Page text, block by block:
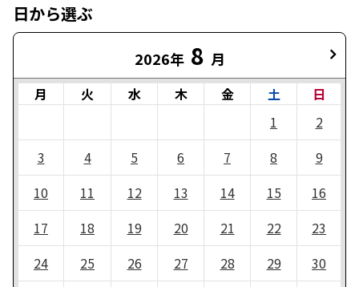
日から選ぶ
2026年 8 月
月 火 水 木 金 土
日
1
2
3
4 5 6 7 8
9
10
11 12 13 14 15
16
17
18 19 20 21 22
23
24
25 26 27 28 29
30